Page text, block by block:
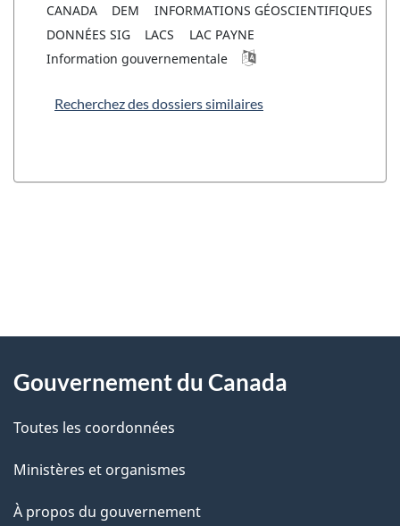
CANADA
DEM
INFORMATIONS GÉOSCIENTIFIQUES
DONNÉES SIG
LACS
LAC PAYNE
Information gouvernementale
Recherchez des dossiers similaires
D
t
a
l
s
propos
ce
site
Gouvernement du Canada
Toutes les coordonnées
Ministères et organismes
À propos du gouvernement